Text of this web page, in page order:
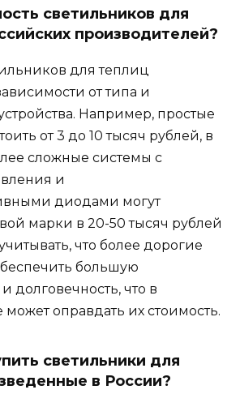
светильников для
производителей?
для теплиц
от типа и
Например, простые
от 3 до 10 тысяч рублей, в
сложные системы с
и
диодами могут
марки в 20-50 тысяч рублей
что более дорогие
большую
долговечность, что в
может оправдать их стоимость.
светильники для
в России?